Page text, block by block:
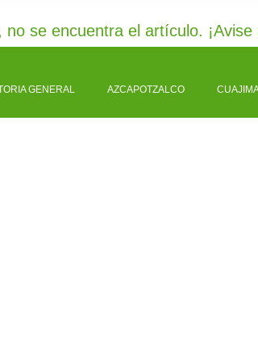
no se encuentra el artículo. ¡Avise
GENERAL AZCAPOTZALCO